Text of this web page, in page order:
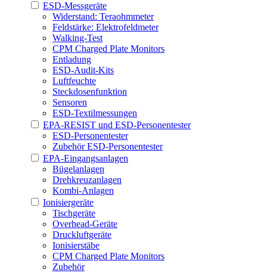
ESD-Messgeräte
Widerstand: Teraohmmeter
Feldstärke: Elektrofeldmeter
Walking-Test
CPM Charged Plate Monitors
Entladung
ESD-Audit-Kits
Luftfeuchte
Steckdosenfunktion
Sensoren
ESD-Textilmessungen
EPA-RESIST und ESD-Personentester
ESD-Personentester
Zubehör ESD-Personentester
EPA-Eingangsanlagen
Bügelanlagen
Drehkreuzanlagen
Kombi-Anlagen
Ionisiergeräte
Tischgeräte
Overhead-Geräte
Druckluftgeräte
Ionisierstäbe
CPM Charged Plate Monitors
Zubehör